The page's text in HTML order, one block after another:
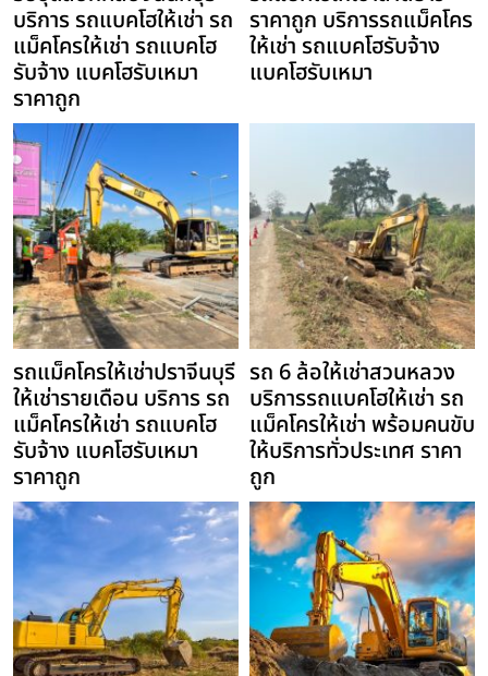
บริการ รถแบคโฮให้เช่า รถ
แม็คโครให้เช่า รถแบคโฮ
รับจ้าง แบคโฮรับเหมา
ราคาถูก
ราคาถูก บริการรถแม็คโคร
ให้เช่า รถแบคโฮรับจ้าง
แบคโฮรับเหมา
รถแม็คโครให้เช่าปราจีนบุรี
ให้เช่ารายเดือน บริการ รถ
แม็คโครให้เช่า รถแบคโฮ
รับจ้าง แบคโฮรับเหมา
ราคาถูก
รถ 6 ล้อให้เช่าสวนหลวง
บริการรถแบคโฮให้เช่า รถ
แม็คโครให้เช่า พร้อมคนขับ
ให้บริการทั่วประเทศ ราคา
ถูก